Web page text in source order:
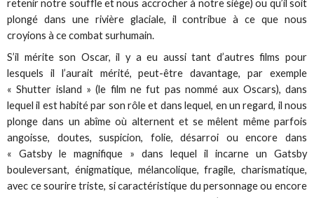
retenir notre souffle et nous accrocher à notre siège) ou qu’il soit
plongé dans une rivière glaciale, il contribue à ce que nous
croyions à ce combat surhumain.
S’il mérite son Oscar, il y a eu aussi tant d’autres films pour
lesquels il l’aurait mérité, peut-être davantage, par exemple
« Shutter island » (le film ne fut pas nommé aux Oscars), dans
lequel il est habité par son rôle et dans lequel, en un regard, il nous
plonge dans un abîme où alternent et se mêlent même parfois
angoisse, doutes, suspicion, folie, désarroi ou encore dans
« Gatsby le magnifique » dans lequel il incarne un Gatsby
bouleversant, énigmatique, mélancolique, fragile, charismatique,
avec ce sourire triste, si caractéristique du personnage ou encore